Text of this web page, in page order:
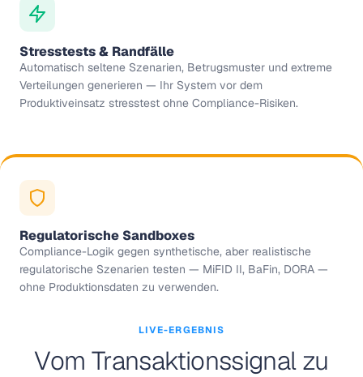
Stresstests & Randfälle
Automatisch seltene Szenarien, Betrugsmuster und extreme
Verteilungen generieren — Ihr System vor dem
Produktiveinsatz stresstest ohne Compliance-Risiken.
Regulatorische Sandboxes
Compliance-Logik gegen synthetische, aber realistische
regulatorische Szenarien testen — MiFID II, BaFin, DORA —
ohne Produktionsdaten zu verwenden.
LIVE-ERGEBNIS
Vom Transaktionssignal zu